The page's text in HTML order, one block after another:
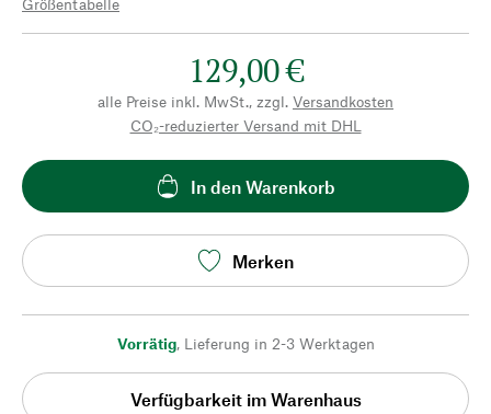
Größentabelle
129,00 €
alle Preise inkl. MwSt., zzgl. Versandkosten
CO₂-reduzierter Versand mit DHL
In den Warenkorb
Merken
Vorrätig, Lieferung in 2-3 Werktagen
Verfügbarkeit im Warenhaus